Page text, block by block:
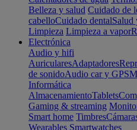
Belleza y salud Cuidado de
cabelloCuidado dentalSalud
Limpieza Limpieza a vapor
Electrónica
Audio y hifi
AuricularesAdaptadores
de sonidoAudio car y GPS
Informática
AlmacenamientoTablets
Gaming & streaming
Smart home Timbres
Wearables Smartwatches